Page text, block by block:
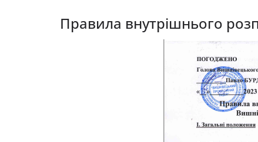
Правила внутрішнього